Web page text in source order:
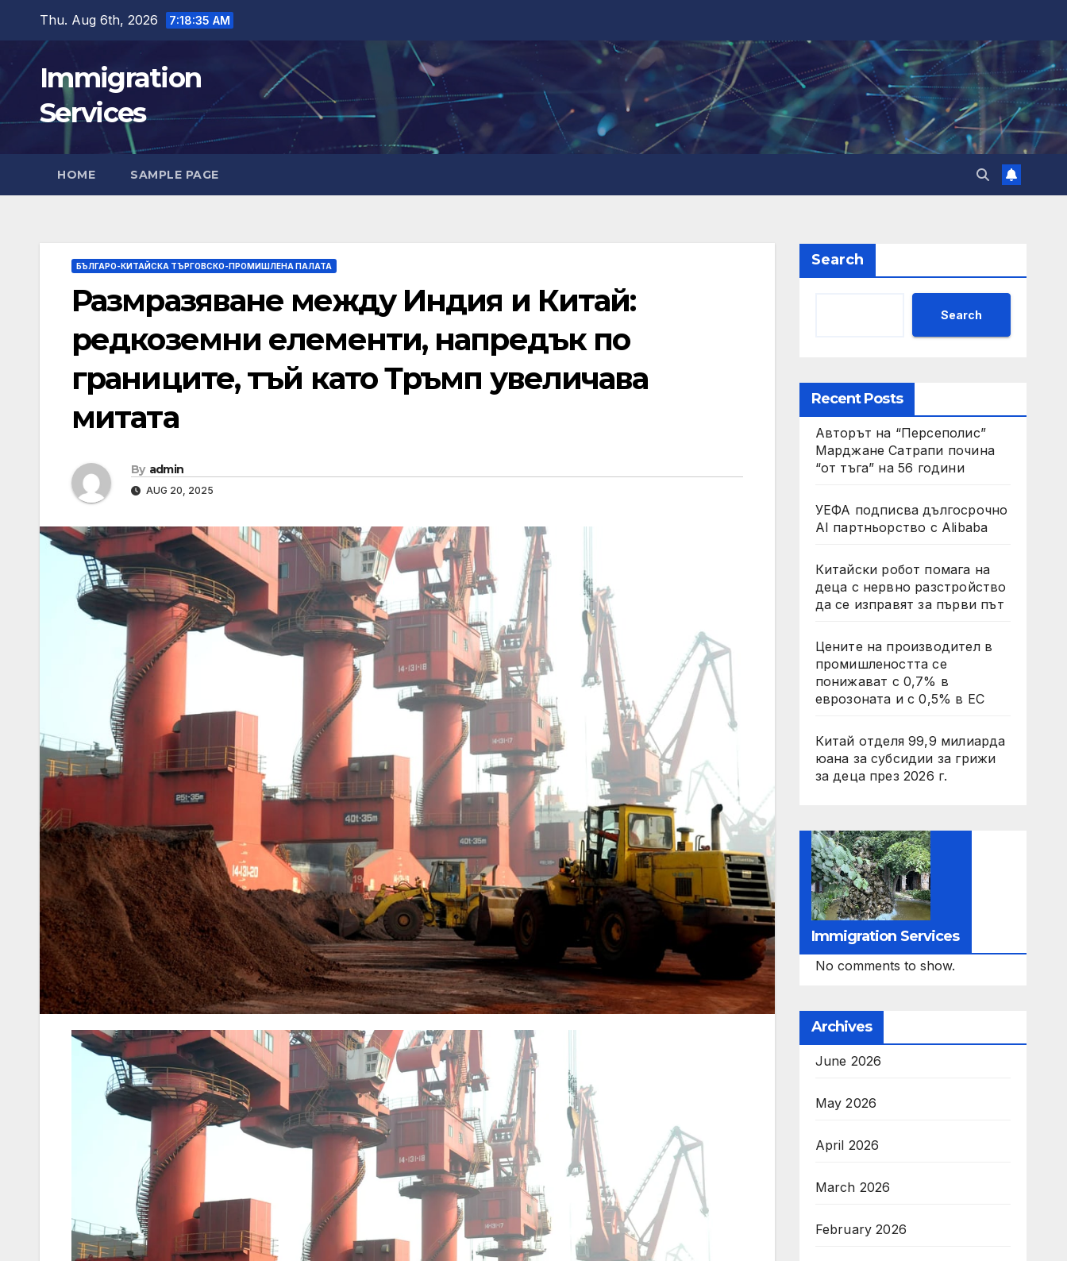
content
Thu. Aug 6th, 2026 7:18:37 AM
Immigration
Services
HOME SAMPLE PAGE
БЪЛГАРО-КИТАЙСКА ТЪРГОВСКО-ПРОМИШЛЕНА ПАЛАТА
Размразяване между Индия и Китай:
редкоземни елементи, напредък по
границите, тъй като Тръмп увеличава
митата
By admin
AUG 20, 2025
Search
Search
Recent Posts
Авторът на “Персеполис”
Марджане Сатрапи почина
“от тъга” на 56 години
УЕФА подписва дългосрочно
AI партньорство с Alibaba
Китайски робот помага на
деца с нервно разстройство
да се изправят за първи път
Цените на производител в
промишлеността се
понижават с 0,7% в
еврозоната и с 0,5% в ЕС
Китай отделя 99,9 милиарда
юана за субсидии за грижи
за деца през 2026 г.
Immigration Services
No comments to show.
Archives
June 2026
May 2026
April 2026
March 2026
February 2026